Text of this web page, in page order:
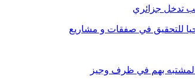
تدخل جزائري
للتحقيق في صفقات و مشاريع
بهم في ظرف وجيز